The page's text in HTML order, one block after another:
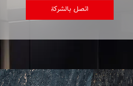
اتصل بالشركة